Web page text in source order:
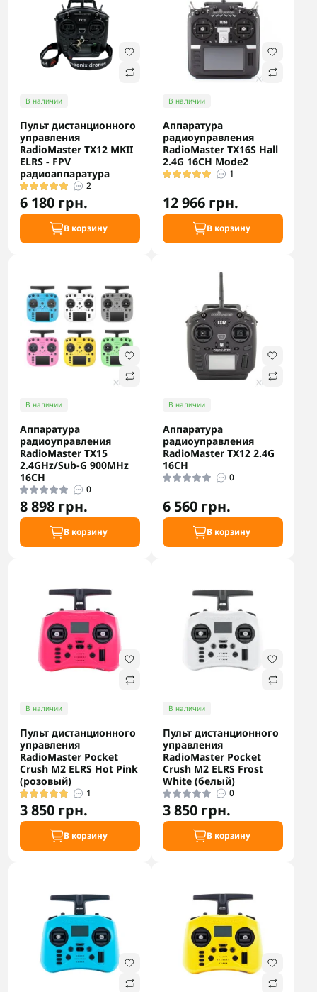
В наличии
Пульт дистанционного
управления
RadioMaster TX12 MKII
ELRS - FPV
радиоаппаратура
2
6 180 грн.
В корзину
В наличии
Аппаратура
радиоуправления
RadioMaster TX16S Hall
2.4G 16CH Mode2
1
12 966 грн.
В корзину
В наличии
Аппаратура
радиоуправления
RadioMaster TX15
2.4GHz/Sub-G 900MHz
16CH
0
8 898 грн.
В корзину
В наличии
Аппаратура
радиоуправления
RadioMaster TX12 2.4G
16CH
0
6 560 грн.
В корзину
В наличии
Пульт дистанционного
управления
RadioMaster Pocket
Crush M2 ELRS Hot Pink
(розовый)
1
3 850 грн.
В корзину
В наличии
Пульт дистанционного
управления
RadioMaster Pocket
Crush M2 ELRS Frost
White (белый)
0
3 850 грн.
В корзину